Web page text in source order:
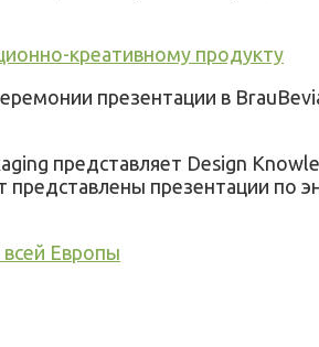
креативному продукту
презентации в
представляет Design
презентации по
всей Европы